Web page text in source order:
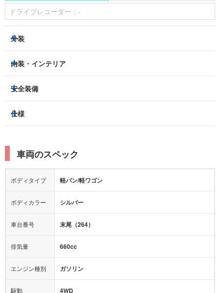
ドライブレコーダー： -
外装
LEDヘッドライト
アルミホイール：-
サンルーフ/ガラスルーフ
ルーフレール
エアロパーツ
ローダウン
内装・インテリア
3列シート
ベンチシート
パワーシート
シートヒーター
カーナビ：メモリーナビ他
CD
ミュージックプレイヤー接続可
後席モニター
安全装備
トラクションコントロール
レーンキープアシスト
横滑り防止装置
衝突被害軽減プレーキ
カメラ：バック
エアバッグ：
4エアバッグ
衝撃緩和ヘッドレスト
サポカー
アクセル踏み間違い（誤発進）防止装置
仕様
車両のスペック
ボディタイプ 軽バン/軽ワゴン
ボディカラー シルバー
車台番号 末尾（264）
排気量 660cc
エンジン種別 ガソリン
駆動 4WD